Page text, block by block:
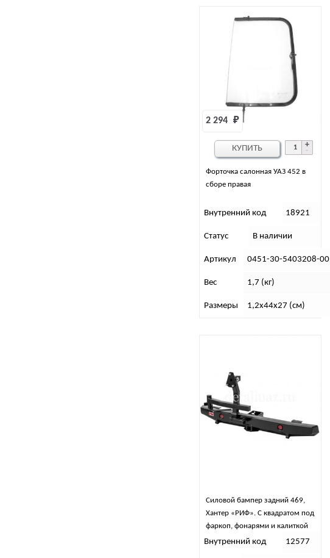
Форточка салонная УАЗ 452 в
сборе правая
2 294 ₽
Внутренний код 18921
Статус В наличии
Артикул 0451-30-5403208-00
Вес 1,7 (кг)
Размеры 1,2х44х27 (см)
КУПИТЬ
Силовой бампер задний 469,
Хантер «РИФ». С квадратом под
фаркоп, фонарями и калиткой
(лифт 65 мм)
Внутренний код 12577